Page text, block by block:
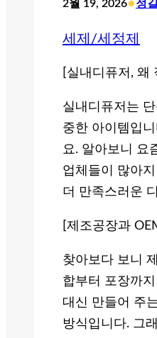
2월 19, 2026•정
세제/세정제
[실내디퓨저, 왜
실내디퓨저는
중한 아이템입
요. 알아보니 요
업체들이 많아
더 만족스러운
[제조공장과
찾아보다 보니
합부터 포장까
대신 만들어 주
방식입니다. 그